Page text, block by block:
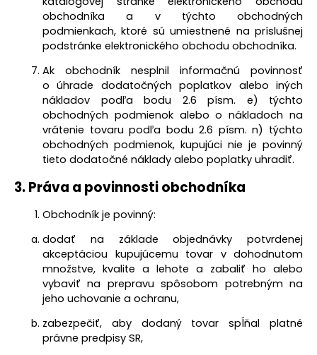
obchodníka a v týchto obchodných
podmienkach, ktoré sú umiestnené na príslušnej
podstránke elektronického obchodu obchodníka.
Ak obchodník nesplnil informačnú povinnosť
o úhrade dodatočných poplatkov alebo iných
nákladov podľa bodu 2.6 písm. e) týchto
obchodných podmienok alebo o nákladoch na
vrátenie tovaru podľa bodu 2.6 písm. n) týchto
obchodných podmienok, kupujúci nie je povinný
tieto dodatočné náklady alebo poplatky uhradiť.
3. Práva a povinnosti obchodníka
Obchodník je povinný:
dodať na základe objednávky potvrdenej
akceptáciou kupujúcemu tovar v dohodnutom
množstve, kvalite a lehote a zabaliť ho alebo
vybaviť na prepravu spôsobom potrebným na
jeho uchovanie a ochranu,
zabezpečiť, aby dodaný tovar spĺňal platné
právne predpisy SR,